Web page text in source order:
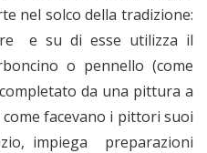
nel solco della tradizione:
e su di esse utilizza il
o pennello (come
da una pittura a
facevano i pittori suoi
impiega preparazioni